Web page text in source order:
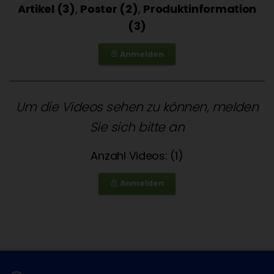
Artikel (3), Poster (2), Produktinformation
(3)
lock_outline Anmelden
Um die Videos sehen zu können, melden
Sie sich bitte an
Anzahl Videos: (1)
lock_outline Anmelden